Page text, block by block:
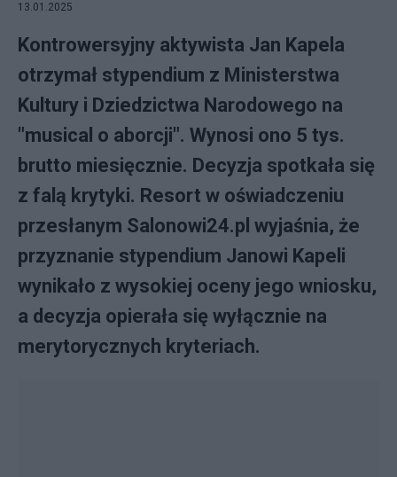
13.01.2025
Kontrowersyjny aktywista Jan Kapela
otrzymał stypendium z Ministerstwa
Kultury i Dziedzictwa Narodowego na
"musical o aborcji". Wynosi ono 5 tys.
brutto miesięcznie. Decyzja spotkała się
z falą krytyki. Resort w oświadczeniu
przesłanym Salonowi24.pl wyjaśnia, że
przyznanie stypendium Janowi Kapeli
wynikało z wysokiej oceny jego wniosku,
a decyzja opierała się wyłącznie na
merytorycznych kryteriach.